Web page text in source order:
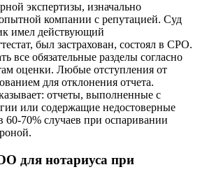
экспертизы, изначально
компании с репутацией. Суд
имел действующий
был застрахован, состоял в СРО.
все обязательные разделы согласно
оценки. Любые отступления от
для отклонения отчета.
отчеты, выполненные с
или содержащие недостоверные
60-70% случаев при оспаривании
для нотариуса при